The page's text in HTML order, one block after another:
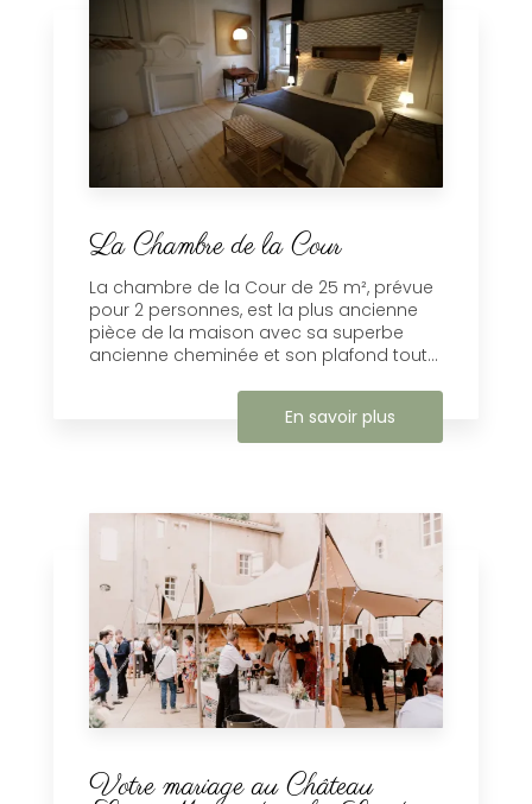
La Chambre de la Cour
La chambre de la Cour de 25 m², prévue
pour 2 personnes, est la plus ancienne
pièce de la maison avec sa superbe
ancienne cheminée et son plafond tout...
En savoir plus
Votre mariage au Château